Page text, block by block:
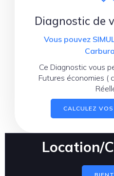
Diagnostic de
Vous pouvez
Ce Diagnostic vous
Futures économies (
CALCULEZ
Location/